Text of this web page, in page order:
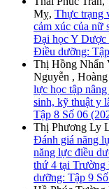
Mỵ, Thực trạng
cảm xúc của nữ
Đại học Y Dược
Điều dưỡng:
Thị Hồng Nhẩn
Nguyễn ,
lực học tập
sinh, kỹ thuật y
Tập 8 Số 06
Thị Phương Ly
Đánh giá năng
năng lực điều
thứ 4 tại
dưỡng: Tập 9